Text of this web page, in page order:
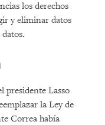
los derechos
y eliminar datos
presidente Lasso
la Ley de
Correa había